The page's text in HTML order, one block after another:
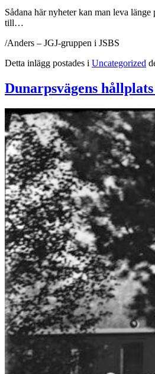
Sådana här nyheter kan man leva
till…
/Anders – JGJ-gruppen i JSBS
Detta inlägg postades i Uncategorized
Dunarpsvägens